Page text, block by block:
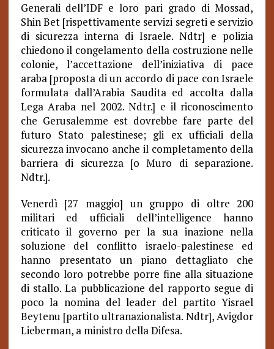
Generali dell’IDF e loro pari grado di Mossad,
Shin Bet [rispettivamente servizi segreti e servizio
di sicurezza interna di Israele. Ndtr] e polizia
chiedono il congelamento della costruzione nelle
colonie, l’accettazione dell’iniziativa di pace
araba [proposta di un accordo di pace con Israele
formulata dall’Arabia Saudita ed accolta dalla
Lega Araba nel 2002. Ndtr.] e il riconoscimento
che Gerusalemme est dovrebbe fare parte del
futuro Stato palestinese; gli ex ufficiali della
sicurezza invocano anche il completamento della
barriera di sicurezza [o Muro di separazione.
Ndtr.].
Venerdì [27 maggio] un gruppo di oltre 200
militari ed ufficiali dell’intelligence hanno
criticato il governo per la sua inazione nella
soluzione del conflitto israelo-palestinese ed
hanno presentato un piano dettagliato che
secondo loro potrebbe porre fine alla situazione
di stallo. La pubblicazione del rapporto segue di
poco la nomina del leader del partito Yisrael
Beytenu [partito ultranazionalista. Ndtr], Avigdor
Lieberman, a ministro della Difesa.